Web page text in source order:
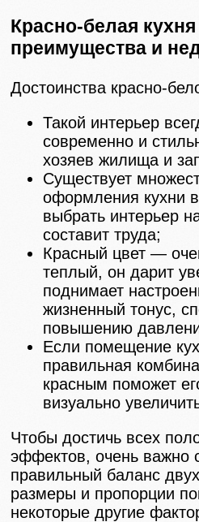
Красно-белая
преимущества и
Достоинства красно-
Такой интерьер
современно и
хозяев жилища и
Существует
оформления кухни в
выбрать интерьер
составит труда;
Красный цвет —
теплый, он дарит
поднимает
жизненный тонус,
повышению
Если помещение
правильная
красным поможет
визуально
Чтобы достичь всех
эффектов, очень важно
правильный баланс
размеры и пропорции
некоторые другие